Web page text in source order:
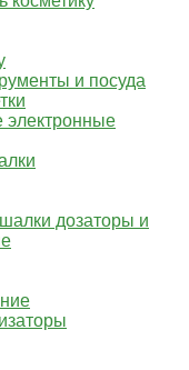
и посуда
электронные
дозаторы и